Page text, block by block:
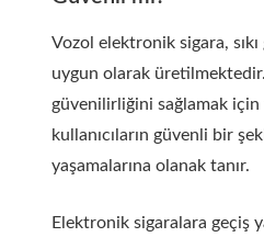
Vozol elektronik sigara,
uygun olarak
güvenilirliğini sağlamak için
kullanıcıların güvenli bir
yaşamalarına olanak tanır.
Elektronik sigaralara geçiş